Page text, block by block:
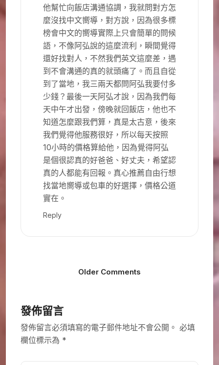
他幫忙向飯店溝通協調，我就問對方怎
麼沒找中文嚮導，對方說，因為很多標
榜會中文的嚮導實際上只會簡單的問候
語，不像阿弘說的這麼流利，瞬間覺得
還好找對人，不然我們英文這麼差，遇
到不會溝通的真的就頭痛了。而且自從
到了當地，我三兩天都問阿弘我要付多
少錢？最後一天阿弘才說，因為我們每
天中午才出發，傍晚就回飯店，他也不
知道怎麼跟我們算，真是太古意，後來
我們覺得他服務很好，所以每天按照
10小時的價格算給他，因為覺得阿弘
是個很認真的好爸爸、好丈夫，希望認
真的人都能有回報。真心推薦自由行想
找當地嚮導或包車的好選擇，價格公道
實在。
Reply
Older Comments
發佈留言
發佈留言必須填寫的電子郵件地址不會公開。 必填
欄位標示為 *